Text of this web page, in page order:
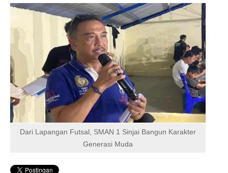
Dari Lapangan Futsal, SMAN 1 Sinjai Bangun Karakter
Generasi Muda